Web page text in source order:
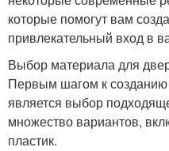
которые помогут вам
привлекательный вход в
Выбор материала для
Первым шагом к
является выбор
множество вариантов,
пластик.